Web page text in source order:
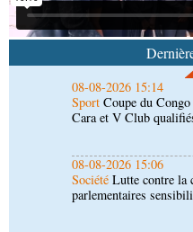
08-08-2026 15:14
Coupe du
Cara et V Club
08-08-2026 15:06
SociétéLutte contre la
parlementaires
08-08-2026 15:00
Société Santé publique
hôpital de référence